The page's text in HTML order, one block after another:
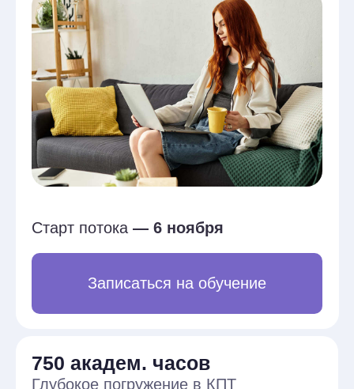
Старт потока— 6 ноября
Записаться на обучение
750 академ. часов
Диплом
о профессиональной
переподготовке
Официальное подтверждение
Много практики
Практики с преподавателями и в